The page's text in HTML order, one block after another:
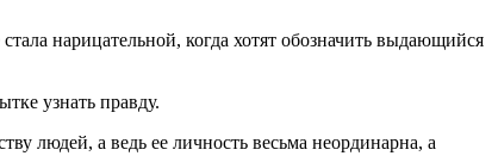
нарицательной, когда хотят обозначить выдающийся
узнать правду.
людей, а ведь ее личность весьма неординарна, а